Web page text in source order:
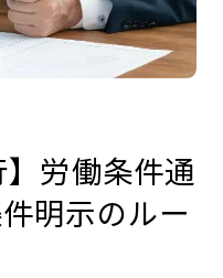
】労働条件通
明示のルー